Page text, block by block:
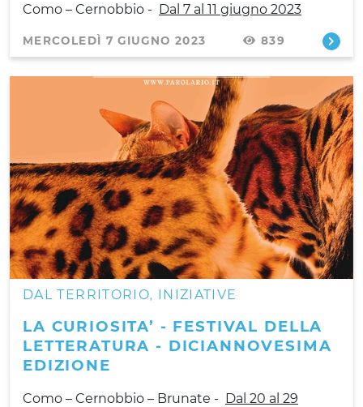
Como – Cernobbio - Dal 7 al 11 giugno 2023
MERCOLEDÌ 7 GIUGNO 2023 839
DAL TERRITORIO, INIZIATIVE
LA CURIOSITA’ - FESTIVAL DELLA
LETTERATURA - DICIANNOVESIMA
EDIZIONE
Como – Cernobbio – Brunate - Dal 20 al 29